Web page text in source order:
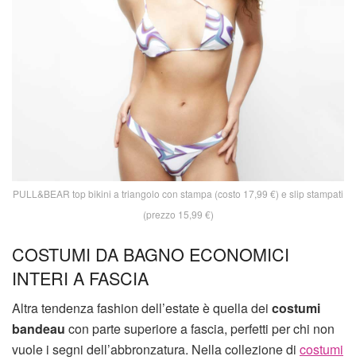
PULL&BEAR top bikini a triangolo con stampa (costo 17,99 €) e slip stampati
(prezzo 15,99 €)
COSTUMI DA BAGNO ECONOMICI
INTERI A FASCIA
Altra tendenza fashion dell’estate è quella dei costumi
bandeau con parte superiore a fascia, perfetti per chi non
vuole i segni dell’abbronzatura. Nella collezione di costumi